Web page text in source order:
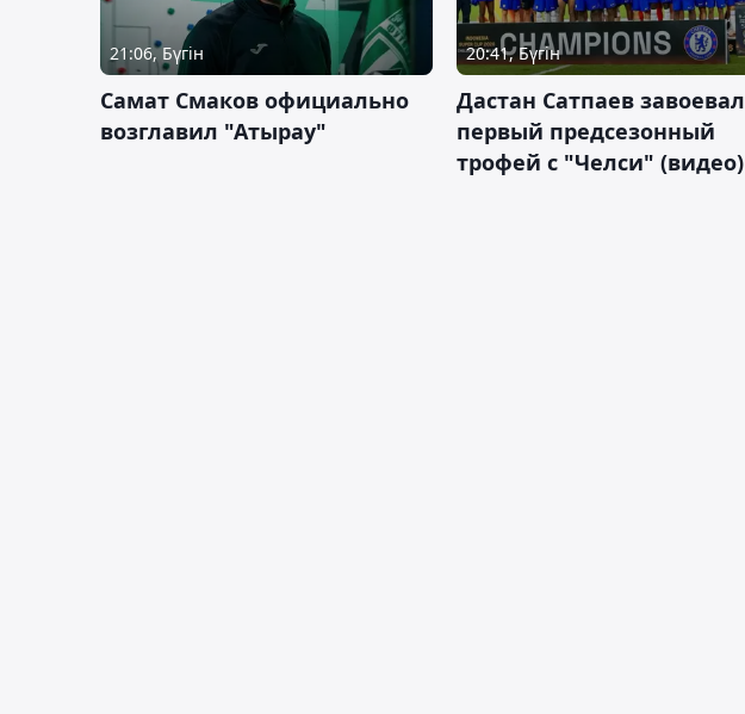
21:06, Бүгін
Самат Смаков официально
возглавил "Атырау"
20:41, Бүгін
Дастан Сатпаев завоевал
первый предсезонный
трофей с "Челси" (видео)